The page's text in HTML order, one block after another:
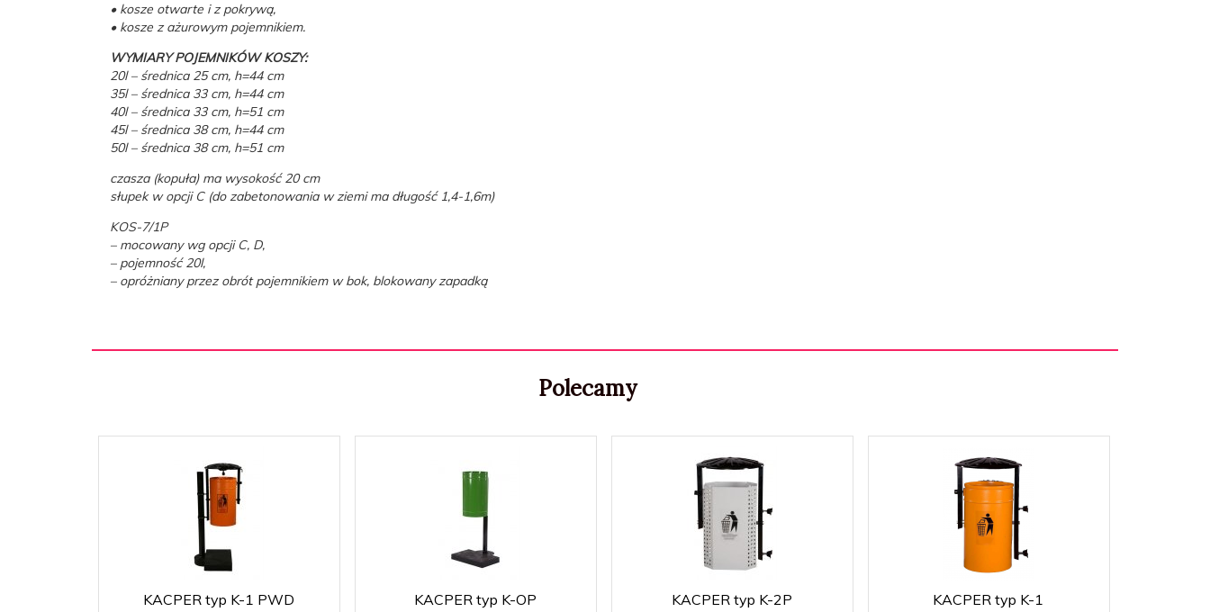
• kosze otwarte i z pokrywą,
• kosze z ażurowym pojemnikiem.
WYMIARY POJEMNIKÓW KOSZY:
20l – średnica 25 cm, h=44 cm
35l – średnica 33 cm, h=44 cm
40l – średnica 33 cm, h=51 cm
45l – średnica 38 cm, h=44 cm
50l – średnica 38 cm, h=51 cm
czasza (kopuła) ma wysokość 20 cm
słupek w opcji C (do zabetonowania w ziemi ma długość 1,4-1,6m)
KOS-7/1P
– mocowany wg opcji C, D,
– pojemność 20l,
– opróżniany przez obrót pojemnikiem w bok, blokowany zapadką
Polecamy
KACPER typ K-1 PWD KACPER typ K-OP KACPER typ K-2P KACPER typ K-1